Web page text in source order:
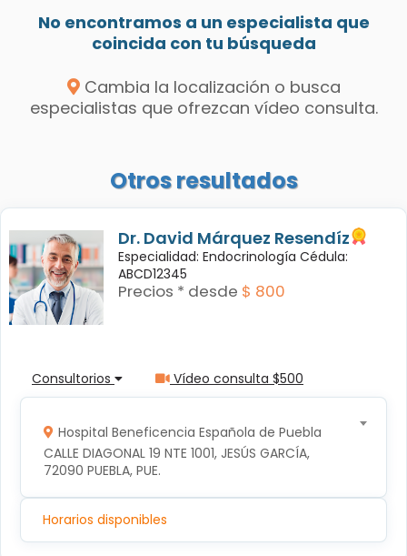
No encontramos a un especialista que
coincida con tu búsqueda
Cambia la localización o busca
especialistas que ofrezcan vídeo consulta.
Otros resultados
Dr. David Márquez Resendíz
Especialidad: Endocrinología Cédula:
ABCD12345
Precios * desde $ 800
Consultorios Vídeo consulta $500
Hospital Beneficencia Española de Puebla
CALLE DIAGONAL 19 NTE 1001, JESÚS GARCÍA,
72090 PUEBLA, PUE.
Horarios disponibles